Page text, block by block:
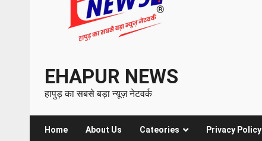
EHAPUR NEWS
हापुड़ का सबसे बड़ा न्यूज़ नेटवर्क
Home About Us Cateories Privacy Policy